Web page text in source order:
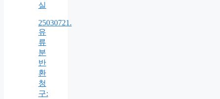
실
25030721.
유
류
분
반
환
청
구: